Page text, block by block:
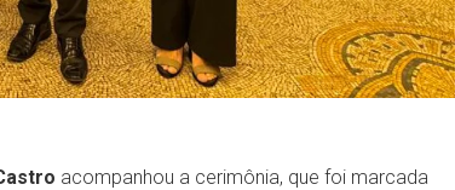
acompanhou a cerimônia, que foi marcada